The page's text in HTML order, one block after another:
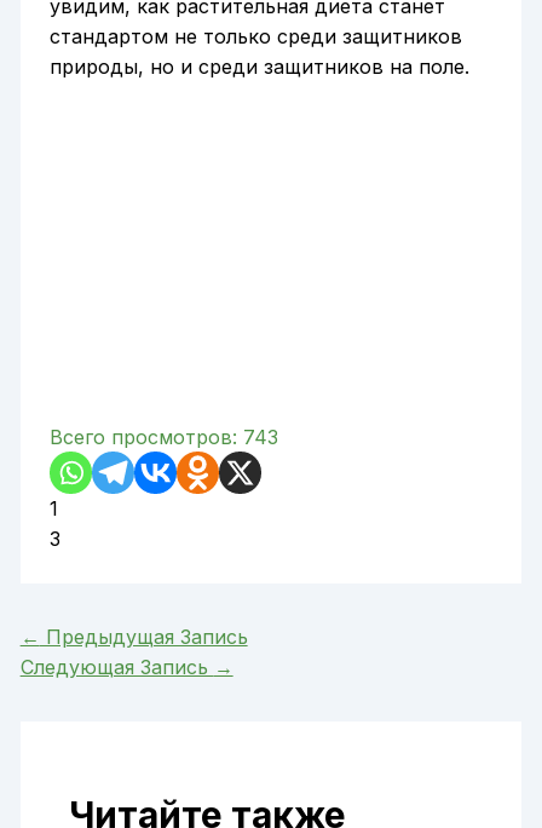
увидим, как растительная диета станет
стандартом не только среди защитников
природы, но и среди защитников на поле.
Всего просмотров: 743
1
3
← Предыдущая Запись
Следующая Запись →
Читайте также